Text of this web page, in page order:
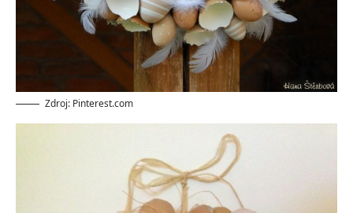
Zdroj: Pinterest.com